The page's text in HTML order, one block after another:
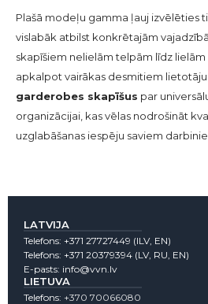
Plašā modeļu gamma ļauj izvēlēties
vislabāk atbilst konkrētajām
skapīšiem nelielām telpām līdz lielām
apkalpot vairākas desmitiem
garderobes skapīšus par
organizācijai, kas vēlas nodrošināt
uzglabāšanas iespēju saviem
LATVIJA
Telefons: +371 27727449 (lLV, EN)
Telefons: +371 20379394 (LV, RU, EN)
E-pasts: info@vvn.lv
LIETUVA
Telefons: +370 70066080